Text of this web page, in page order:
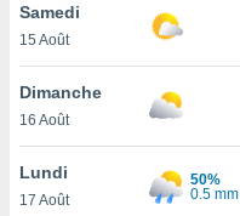
un
la
du
en
Samedi
15 Août
Dimanche
16 Août
Lundi
17 Août
50%
0.5 mm